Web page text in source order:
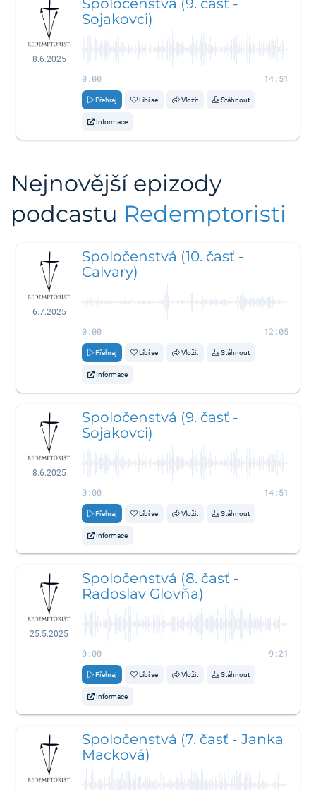
8.6.2025
Sojakovci)
0:00 14:51
Přehraj Líbí se Vložit Stáhnout
Informace
Nejnovější epizody
podcastu Redemptoristi
6.7.2025
Spoločenstvá (10. časť -
Calvary)
0:00 12:05
Přehraj Líbí se Vložit Stáhnout
Informace
8.6.2025
Spoločenstvá (9. časť -
Sojakovci)
0:00 14:51
Přehraj Líbí se Vložit Stáhnout
Informace
25.5.2025
Spoločenstvá (8. časť -
Radoslav Glovňa)
0:00 9:21
Přehraj Líbí se Vložit Stáhnout
Informace
Spoločenstvá (7. časť - Janka
Macková)